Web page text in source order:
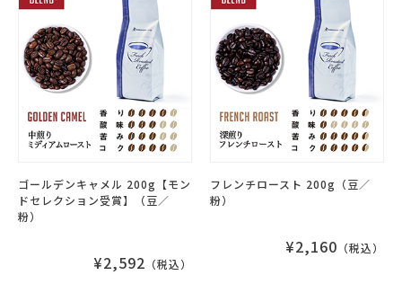
ゴールデンキャメル 200g【モン
ドセレクション受賞】（豆／
粉）
¥2,592 （税込）
フレンチロースト 200g（豆／
粉）
¥2,160 （税込）